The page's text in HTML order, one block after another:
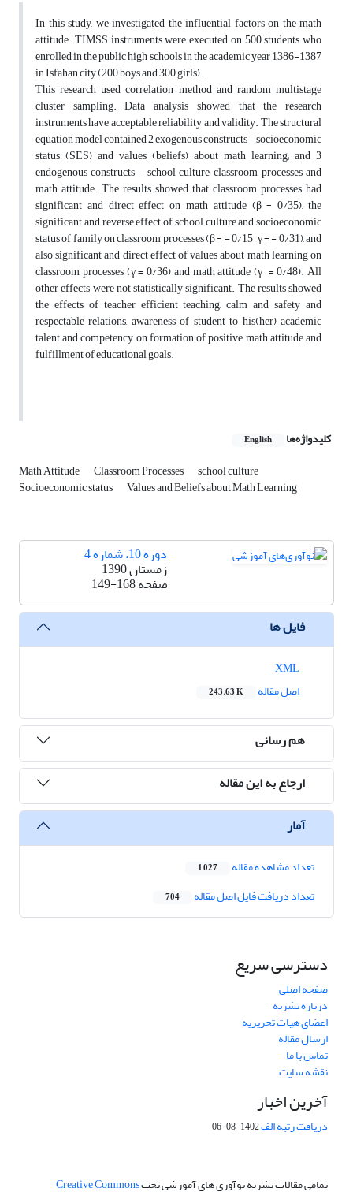
In this study, we investigated the influential factors on the math
attitude. TIMSS instruments were executed on 500 students who
enrolled in the public high schools in the academic year 1386-1387
in Isfahan city (200 boys and 300 girls).
This research used correlation method and random multistage
cluster sampling. Data analysis showed that the research
instruments have acceptable reliability and validity. The structural
equation model contained 2 exogenous constructs - socioeconomic
status (SES) and values (beliefs) about math learning; and 3
endogenous constructs - school culture, classroom processes and
math attitude. The results showed that classroom processes had
significant and direct effect on math attitude (β = 0/35), the
significant and reverse effect of school culture and socioeconomic
status of family on classroom processes (β = - 0/15 , γ = - 0/31), and
also significant and direct effect of values about math learning on
classroom processes (γ = 0/36) and math attitude (γ = 0/48). All
other effects were not statistically significant. The results showed
the effects of teacher efficient teaching, calm and safety and
respectable relations, awareness of student to his(her) academic
talent and competency on formation of positive math attitude and
fulfillment of educational goals.
کلیدواژه‌ها English
Math Attitude Classroom Processes school culture
Socioeconomic status Values and Beliefs about Math Learning
دوره 10، شماره 4
زمستان 1390
صفحه149-168
فایل ها
اصل مقاله
243.63 K
هم رسانی
ارجاع به این مقاله
آمار
تعداد مشاهده مقاله 1,027
تعداد دریافت فایل اصل مقاله 704
دسترسی سریع
صفحه اصلی
درباره نشریه
اعضای هیات تحریریه
ارسال مقاله
تماس با ما
نقشه سایت
آخرین اخبار
دریافت رتبه الف1402-08-06
تمامی مقالات نشریه نوآوری های آموزشی تحتCreative Commons